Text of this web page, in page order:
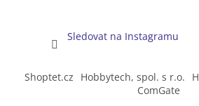
Sledovat na Instagramu
Shoptet.cz Hobbytech, spol. s r.o.
ComGate